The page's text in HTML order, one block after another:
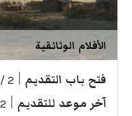
الأفلام الوثائقية
فتح باب التقديم 2 / 2 / 2026
آخر موعد للتقديم 2 / 4 / 2026